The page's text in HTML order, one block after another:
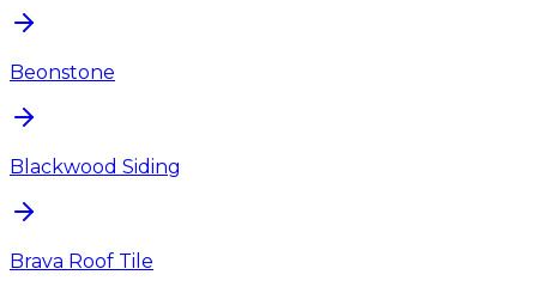
Beonstone
Blackwood Siding
Brava Roof Tile